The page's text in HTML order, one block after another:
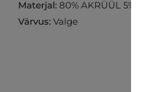
Materjal: 80% AKRÜÜL 5%
Värvus: Valge